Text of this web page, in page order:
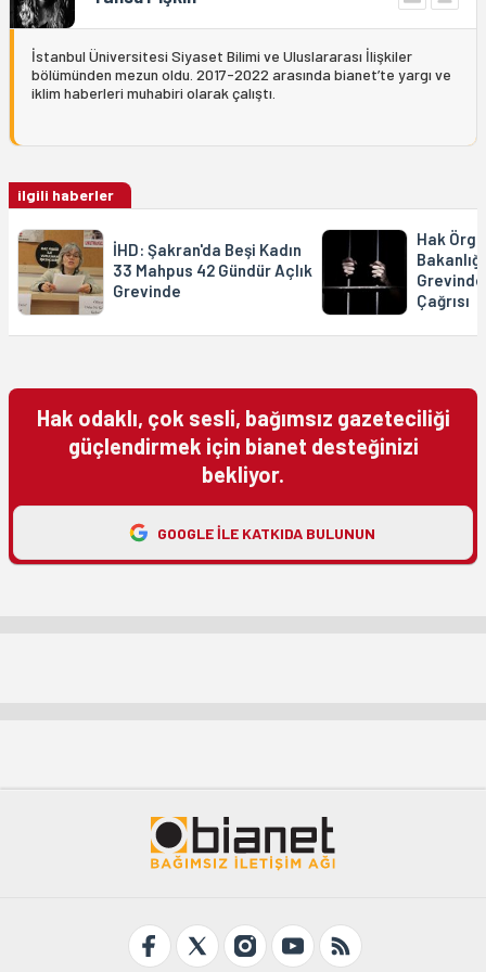
İstanbul Üniversitesi Siyaset Bilimi ve Uluslararası İlişkiler
bölümünden mezun oldu. 2017-2022 arasında bianet’te yargı ve
iklim haberleri muhabiri olarak çalıştı.
ilgili haberler
İHD: Şakran'da Beşi Kadın
33 Mahpus 42 Gündür Açlık
Grevinde
Hak
Çağrısı
Hak odaklı, çok sesli, bağımsız gazeteciliği
güçlendirmek için bianet desteğinizi
bekliyor.
GOOGLE ILE KATKIDA BULUNUN